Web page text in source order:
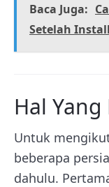
Baca Juga:
Setelah
Hal
Untuk
beberapa
dahulu.